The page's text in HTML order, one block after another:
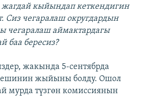
жагдай кыйындап кеткендигин
Сиз чегаралаш округдардын
чегаралаш аймактардагы
баа бересиз?
жакында 5-сентябрда
жыйыны болду. Ошол
мурда түзгөн комиссиянын